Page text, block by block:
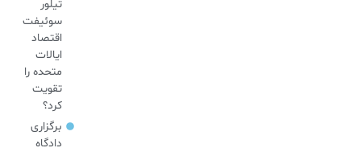
تیلور
سوئیفت
اقتصاد
ایالات
متحده را
تقویت
کرد؟
برگزاری
دادگاه